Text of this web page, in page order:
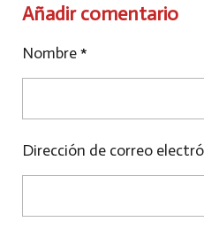
P
A
T
P
A
T
P
A
Añadir comentario
Nombre *
Dirección de correo